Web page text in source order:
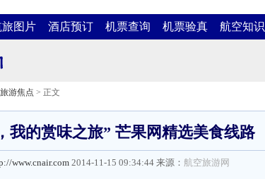
旅图片 酒店预订 机票查询 机票验真 航空知识
旅游焦点 > 正文
我的赏味之旅” 芒果网精选美食线路
www.cnair.com 2014-11-15 09:34:44 来源： 航空旅游网